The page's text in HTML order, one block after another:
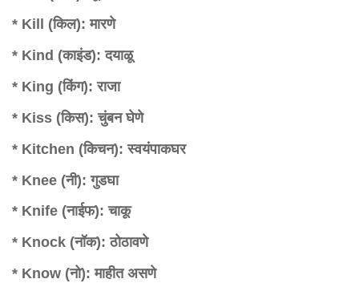
* Kill (किल): मारणे
* Kind (काइंड): दयाळू
* King (किंग): राजा
* Kiss (किस): चुंबन घेणे
* Kitchen (किचन): स्वयंपाकघर
* Knee (नी): गुडघा
* Knife (नाईफ): चाकू
* Knock (नॉक): ठोठावणे
* Know (नो): माहीत असणे